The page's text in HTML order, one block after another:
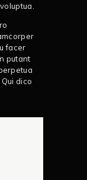
facer
putant
dico